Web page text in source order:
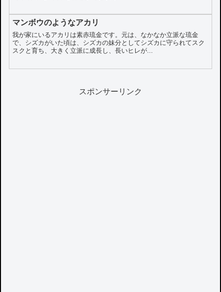
マンボウのようなアカリ
我が家にいるアカリは素赤琉金です。元は、なかなか立派な琉金
で、シズカがいた頃は、シズカの妹分としてシズカに守られてスク
スクと育ち、大きく立派に成長し、長いヒレが...
スポンサーリンク